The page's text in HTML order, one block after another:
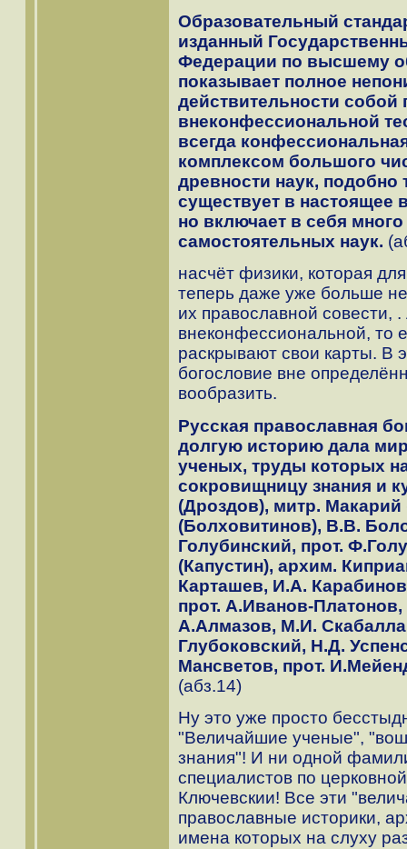
Образовательный
изданный
Федерации по высшему
показывает полное
действительности собой
внеконфессиональной
всегда
комплексом большого
древности наук, подобно
существует в настоящее
но включает в себя
самостоятельных наук.
насчёт физики, которая
теперь даже уже больше
их православной совести,
внеконфессиональной, то
раскрывают свои карты. В
богословие вне
вообразить.
Русская православная
долгую историю дала
ученых, труды которых
сокровищницу знания и
(Дроздов), митр. Макарий
(Болховитинов), В.В.
Голубинский, прот.
(Капустин), архим.
Карташев, И.А.
прот. А.Иванов-
А.Алмазов, М.И.
Глубоковский, Н.Д.
Мансветов, прот.
(абз.14)
Ну это уже просто
"Величайшие ученые",
знания"! И ни одной
специалистов по
Ключевскии! Все эти
православные историки,
имена которых на слуху